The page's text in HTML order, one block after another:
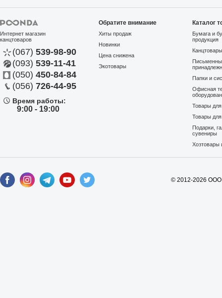
Интернет магазин
канцтоваров
(067) 539-98-90
(093) 539-11-41
(050) 450-84-84
(056) 726-44-95
Время работы:
9:00 - 19:00
Обратите внимание
Хиты продаж
Новинки
Цена снижена
Экотовары
Каталог
Бумага и
продукция
Папки и
Офисная
Товары
Товары
Подарки,
сувениры
Хозтовары
© 2012-2026